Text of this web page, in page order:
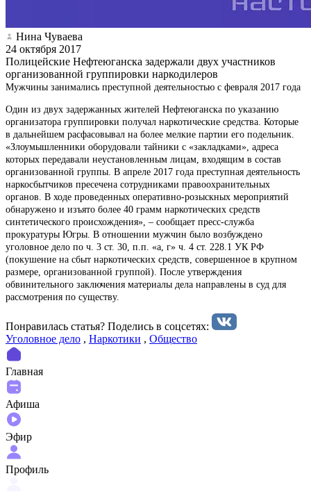
Нина Чуваева
24 октября 2017
Полицейские Нефтеюганска задержали двух участников
организованной группировки наркодилеров
Мужчины занимались преступной деятельностью с февраля 2017 года
Один из двух задержанных жителей Нефтеюганска по указанию
организатора группировки получал наркотические средства. Которые
в дальнейшем расфасовывал на более мелкие партии его подельник.
«Злоумышленники оборудовали тайники с «закладками», адреса
которых передавали неустановленным лицам, входящим в состав
организованной группы. В апреле 2017 года преступная деятельность
наркосбытчиков пресечена сотрудниками правоохранительных
органов. В ходе проведенных оперативно-розыскных мероприятий
обнаружено и изъято более 40 грамм наркотических средств
синтетического происхождения», – сообщает пресс-служба
прокуратуры Югры. В отношении мужчин было возбуждено
уголовное дело по ч. 3 ст. 30, п.п. «а, г» ч. 4 ст. 228.1 УК РФ
(покушение на сбыт наркотических средств, совершенное в крупном
размере, организованной группой). После утверждения
обвинительного заключения материалы дела направлены в суд для
рассмотрения по существу.
Понравилась статья? Поделиcь в соцсетях:
Уголовное дело , Наркотики , Общество
Главная
Афиша
Эфир
Профиль